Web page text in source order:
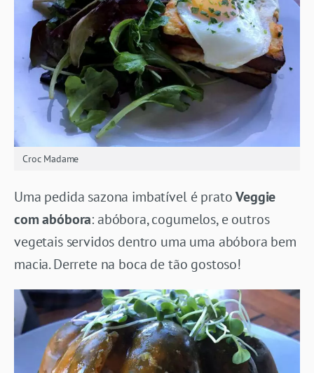
Croc Madame
Uma pedida sazona imbatível é pratoVeggie
com abóbora: abóbora, cogumelos, e outros
vegetais servidos dentro uma uma abóbora bem
macia. Derrete na boca de tão gostoso!